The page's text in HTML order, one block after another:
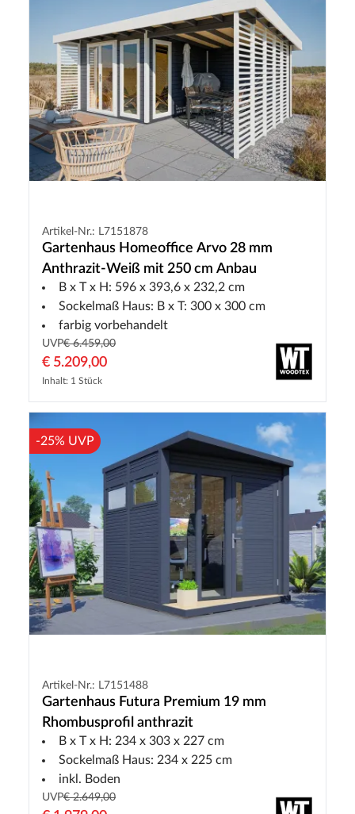
Artikel-Nr.: L7151878
Gartenhaus Homeoffice Arvo 28 mm
Anthrazit-Weiß mit 250 cm Anbau
B x T x H: 596 x 393,6 x 232,2 cm
Sockelmaß Haus: B x T: 300 x 300 cm
farbig vorbehandelt
UVP€ 6.459,00
€ 5.209,00
Inhalt: 1 Stück
-25% UVP
Artikel-Nr.: L7151488
Gartenhaus Futura Premium 19 mm
Rhombusprofil anthrazit
B x T x H: 234 x 303 x 227 cm
Sockelmaß Haus: 234 x 225 cm
inkl. Boden
UVP€ 2.649,00